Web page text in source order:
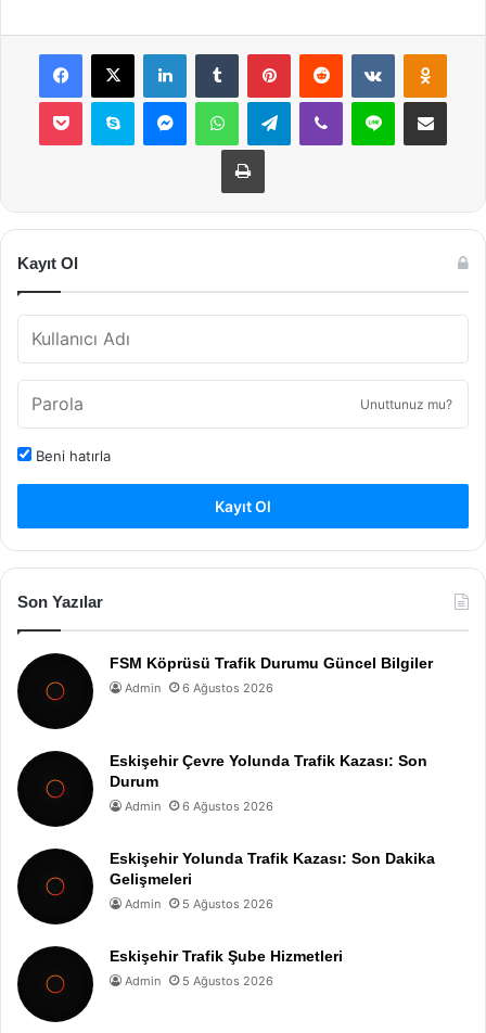
Facebook
X LinkedInTumblr PinterestReddit VKontakte
Pocket Skype MessengerWhatsAppTelegramViber Line E-Posta ile
Yazdır
Kayıt Ol
Unuttunuz mu?
Beni hatırla
Kayıt Ol
Son Yazılar
FSM Köprüsü Trafik Durumu Güncel Bilgiler
Admin 6 Ağustos 2026
Eskişehir Çevre Yolunda Trafik Kazası: Son
Durum
Admin 6 Ağustos 2026
Eskişehir Yolunda Trafik Kazası: Son Dakika
Gelişmeleri
Admin 5 Ağustos 2026
Eskişehir Trafik Şube Hizmetleri
Admin 5 Ağustos 2026